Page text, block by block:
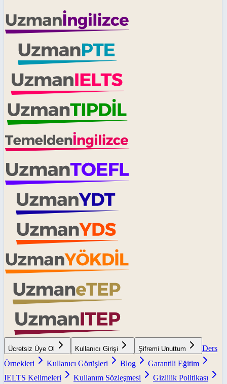
Ücretsiz Üye Ol Kullanıcı Girişi Şifremi Unuttum
Ders
Örnekleri
Kullanıcı Görüşleri Blog
Garantili Eğitim
IELTS Kelimeleri
Kullanım Sözleşmesi
Gizlilik Politikası